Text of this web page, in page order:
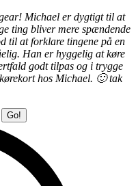
Michael er dygtigt til at
ting bliver mere spændende
til at forklare tingene på en
Han er hyggelig at køre
godt tilpas og i trygge
hos Michael. 🙂 tak